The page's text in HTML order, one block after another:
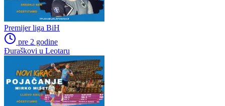
Kontinuitet na ispitu: Nova
sezona donosi izazove za
članove stalne četvorke
Smjena veznjaka u Veležu:
Andro Babić otišao u
Portugal, stigao Armin
Bešagić